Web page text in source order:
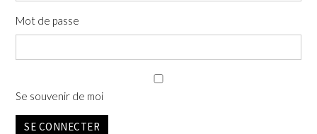
Mot de passe
Se souvenir de moi
SE CONNECTER